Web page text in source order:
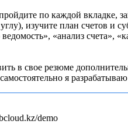
по каждой
изучите план счетов и
«анализ
в свое резюме
я
demo